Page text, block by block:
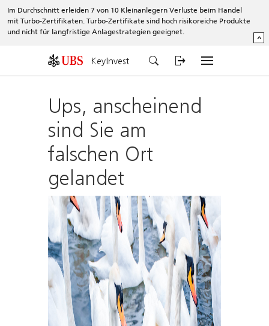
Im Durchschnitt erleiden 7 von 10 Kleinanlegern Verluste beim Handel
mit Turbo-Zertifikaten. Turbo-Zertifikate sind hoch risikoreiche Produkte
und nicht für langfristige Anlagestrategien geeignet.
^
KeyInvest
Ups, anscheinend
sind Sie am
falschen Ort
gelandet